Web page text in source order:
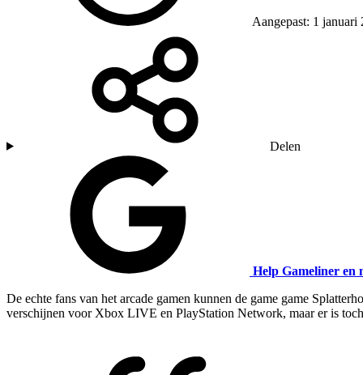
Aangepast: 1 januari
Delen
Help Gameliner en
De echte fans van het arcade gamen kunnen de game game
verschijnen voor Xbox LIVE en PlayStation Network, maar er is